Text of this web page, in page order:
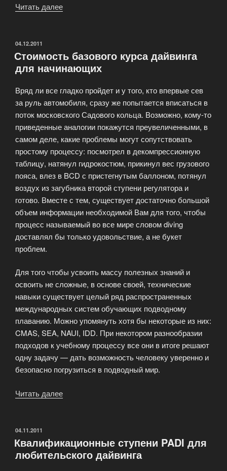
Читать далее
месяцев»
ОПУБЛИКОВАНО
04.12.2011
Стоимость базового курса дайвинга
для начинающих
Вряд ли все гладко пройдет и у того, кто впервые сев
за руль автомобиля, сразу же попытается вписаться в
поток московского Садового кольца. Возможно, кому-то
приведенные аналогии покажутся преувеличенными, в
самом деле, какие проблемы могут сопутствовать
простому процессу: посмотрел в декомпрессионную
таблицу, натянул гидрокостюм, прикинул вес грузового
пояса, влез в BCD с пристегнутым баллоном, потянул
воздух из загубника второй ступени регулятора и
готово. Вместе с тем, существует достаточно большой
объем информации необходимой Вам для того, чтобы
процесс называемый во все мире словом diving
доставлял бы только удовольствие, а не букет
проблем.
Для того чтобы усвоить массу полезных знаний и
освоить не сложные, в основе своей, технические
навыки существует целый ряд распространенных
международных систем обучающих подводному
плаванию. Можно упомянуть хотя бы некоторые из них:
CMAS, SEA, NAUI, IDD. При некотором разнообразии
подходов к учебному процессу все они в итоге решают
одну задачу — дать возможность человеку уверенно и
безопасно погрузиться в подводный мир.
Читать далее
для
начинающих»
ОПУБЛИКОВАНО
04.11.2011
Квалификационные ступени PADI для
любительского дайвинга